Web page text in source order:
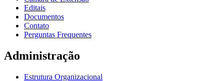
Editais
Documentos
Contato
Perguntas Frequentes
Administração
Estrutura Organizacional